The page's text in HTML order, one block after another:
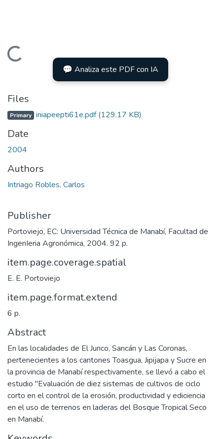
Loading... 💬 Analiza este PDF con IA
Files
Primary iniapeepti61e.pdf(129.17 KB)
Date
2004
Authors
Intriago Robles, Carlos
Publisher
Portoviejo, EC: Universidad Técnica de Manabí, Facultad de
IngenIeria Agronómica, 2004. 92 p.
item.page.coverage.spatial
E. E. Portoviejo
item.page.format.extend
6 p.
Abstract
En las localidades de El Junco, Sancán y Las Coronas,
pertenecientes a los cantones Toasgua, Jipijapa y Sucre en
la provincia de Manabí respectivamente, se llevó a cabo el
estudio "Evaluación de diez sistemas de cultivos de ciclo
corto en el control de la erosión, productividad y ediciencia
en el uso de terrenos en laderas del Bosque Tropical Seco
en Manabí.